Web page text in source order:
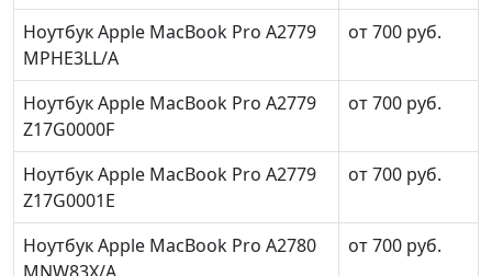
Ноутбук Apple MacBook Pro A2779
MPHE3LL/A
от 700 руб.
Ноутбук Apple MacBook Pro A2779
Z17G0000F
от 700 руб.
Ноутбук Apple MacBook Pro A2779
Z17G0001E
от 700 руб.
Ноутбук Apple MacBook Pro A2780
от 700 руб.